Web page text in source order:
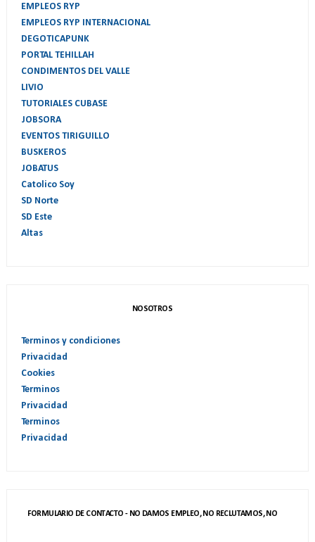
EMPLEOS RYP
EMPLEOS RYP INTERNACIONAL
DEGOTICAPUNK
PORTAL TEHILLAH
CONDIMENTOS DEL VALLE
LIVIO
TUTORIALES CUBASE
JOBSORA
EVENTOS TIRIGUILLO
BUSKEROS
JOBATUS
Catolico Soy
SD Norte
SD Este
Altas
NOSOTROS
Terminos y condiciones
Privacidad
Cookies
Terminos
Privacidad
Terminos
Privacidad
FORMULARIO DE CONTACTO - NO DAMOS EMPLEO, NO RECLUTAMOS, NO